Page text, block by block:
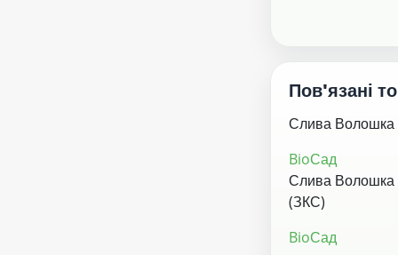
Пов'язані
Слива Волошка
BioСад
Слива Волошка
(ЗКС)
BioСад